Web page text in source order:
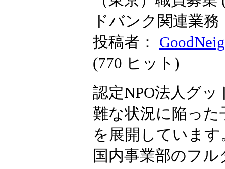
ドバンク関連業
投稿者：
(770 ヒット )
認定NPO法人グ
難な状況に陥っ
を展開していま
国内事業部のフ